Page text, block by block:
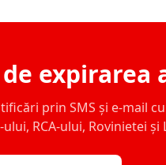
expirarea
prin SMS și e-mail cu
RCA-ului, Rovinietei și